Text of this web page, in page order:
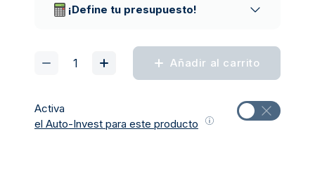
¡Define tu presupuesto!
Añadir al carrito
Activa
el Auto-Invest para este producto